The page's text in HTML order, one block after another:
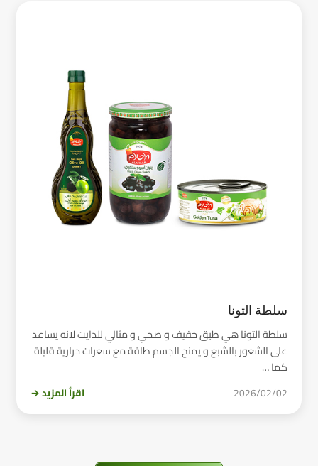
سلطة التونا
سلطة التونا هي طبق خفيف و صحي و مثالي للدايت لانه يساعد
على الشعور بالشبع و يمنح الجسم طاقة مع سعرات حرارية قليلة
كما …
2026/02/02 اقرأ المزيد →